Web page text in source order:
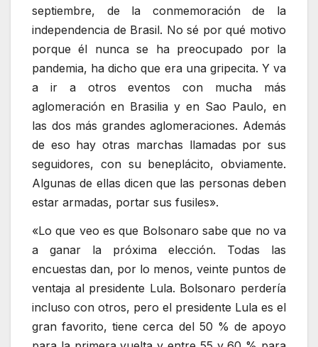
septiembre, de la conmemoración de la
independencia de Brasil. No sé por qué motivo
porque él nunca se ha preocupado por la
pandemia, ha dicho que era una gripecita. Y va
a ir a otros eventos con mucha más
aglomeración en Brasilia y en Sao Paulo, en
las dos más grandes aglomeraciones. Además
de eso hay otras marchas llamadas por sus
seguidores, con su beneplácito, obviamente.
Algunas de ellas dicen que las personas deben
estar armadas, portar sus fusiles».
«Lo que veo es que Bolsonaro sabe que no va
a ganar la próxima elección. Todas las
encuestas dan, por lo menos, veinte puntos de
ventaja al presidente Lula. Bolsonaro perdería
incluso con otros, pero el presidente Lula es el
gran favorito, tiene cerca del 50 % de apoyo